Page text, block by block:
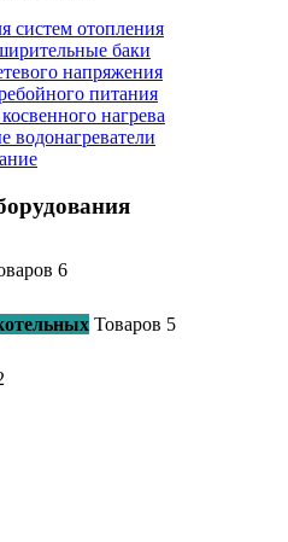
систем отопления
баки
напряжения
питания
нагрева
водонагреватели
6
Товаров 5